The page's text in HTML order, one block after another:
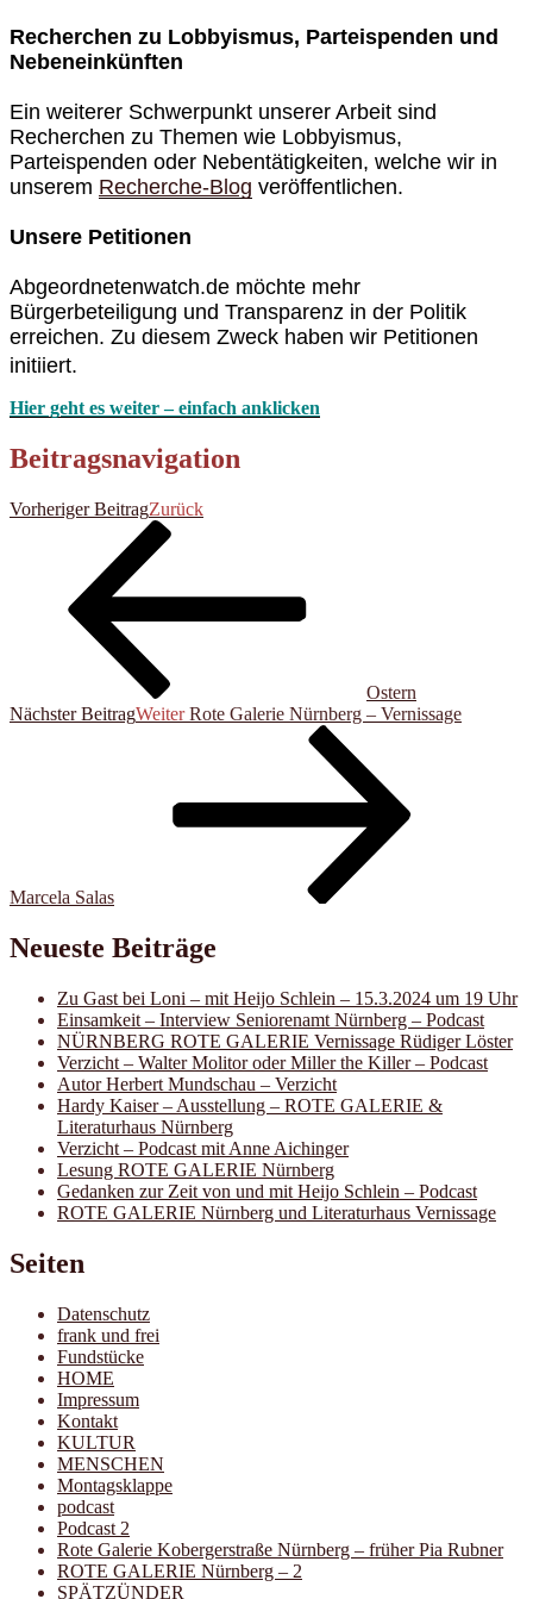
Recherchen zu Lobbyismus, Parteispenden und
Nebeneinkünften
Ein weiterer Schwerpunkt unserer Arbeit sind
Recherchen zu Themen wie Lobbyismus,
Parteispenden oder Nebentätigkeiten, welche wir in
unserem Recherche-Blog veröffentlichen.
Unsere Petitionen
Abgeordnetenwatch.de möchte mehr
Bürgerbeteiligung und Transparenz in der Politik
erreichen. Zu diesem Zweck haben wir Petitionen
initiiert.
Hier geht es weiter – einfach anklicken
Beitragsnavigation
Vorheriger BeitragZurück
Ostern
Nächster BeitragWeiter Rote Galerie Nürnberg – Vernissage
Marcela Salas
Neueste Beiträge
Zu Gast bei Loni – mit Heijo Schlein – 15.3.2024 um 19 Uhr
Einsamkeit – Interview Seniorenamt Nürnberg – Podcast
NÜRNBERG ROTE GALERIE Vernissage Rüdiger Löster
Verzicht – Walter Molitor oder Miller the Killer – Podcast
Autor Herbert Mundschau – Verzicht
Hardy Kaiser – Ausstellung – ROTE GALERIE &
Literaturhaus Nürnberg
Verzicht – Podcast mit Anne Aichinger
Lesung ROTE GALERIE Nürnberg
Gedanken zur Zeit von und mit Heijo Schlein – Podcast
ROTE GALERIE Nürnberg und Literaturhaus Vernissage
Seiten
Datenschutz
frank und frei
Fundstücke
HOME
Impressum
Kontakt
KULTUR
MENSCHEN
Montagsklappe
podcast
Podcast 2
Rote Galerie Kobergerstraße Nürnberg – früher Pia Rubner
ROTE GALERIE Nürnberg – 2
SPÄTZÜNDER